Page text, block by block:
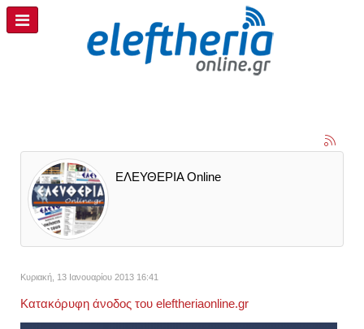
ΕΛΕΥΘΕΡΙΑ Online
Κυριακή, 13 Ιανουαρίου 2013 16:41
Κατακόρυφη άνοδος του eleftheriaonline.gr